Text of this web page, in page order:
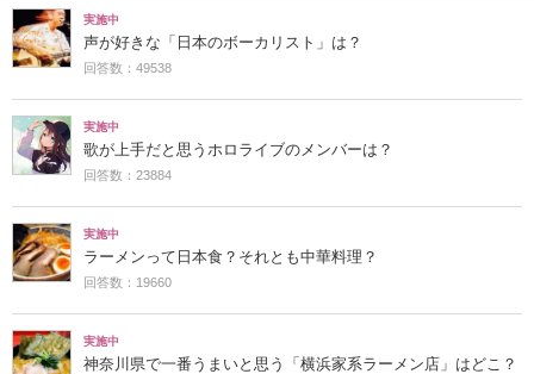
実施中
声が好きな「日本のボーカリスト」は？
回答数：49538
実施中
歌が上手だと思うホロライブのメンバーは？
回答数：23884
実施中
ラーメンって日本食？それとも中華料理？
回答数：19660
実施中
神奈川県で一番うまいと思う「横浜家系ラーメン店」はどこ？